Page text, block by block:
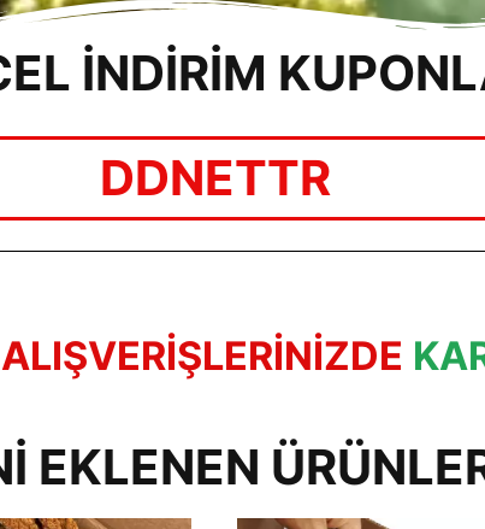
İNDİRİM
DDNETTR
EKLENEN